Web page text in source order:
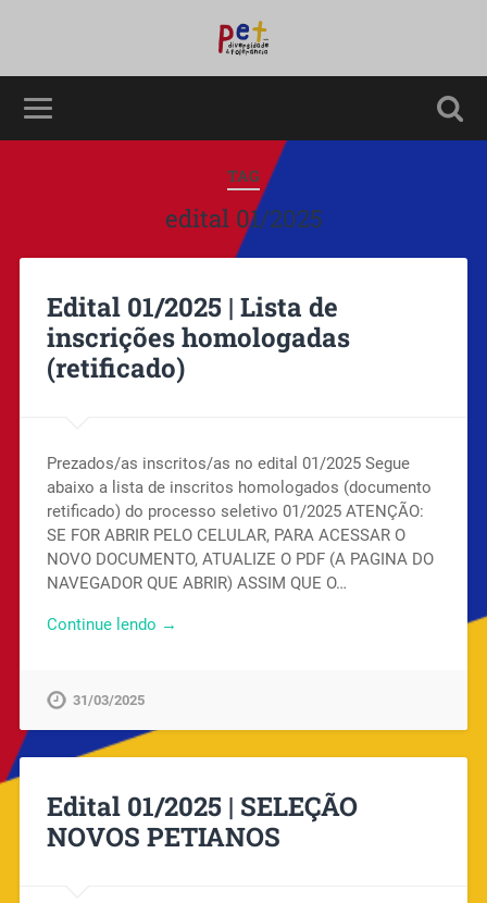
TAG
edital 01/2025
Edital 01/2025 | Lista de
inscrições homologadas
(retificado)
Prezados/as inscritos/as no edital 01/2025 Segue
abaixo a lista de inscritos homologados (documento
retificado) do processo seletivo 01/2025 ATENÇÃO:
SE FOR ABRIR PELO CELULAR, PARA ACESSAR O
NOVO DOCUMENTO, ATUALIZE O PDF (A PAGINA DO
NAVEGADOR QUE ABRIR) ASSIM QUE O…
Continue lendo →
31/03/2025
Edital 01/2025 | SELEÇÃO
NOVOS PETIANOS